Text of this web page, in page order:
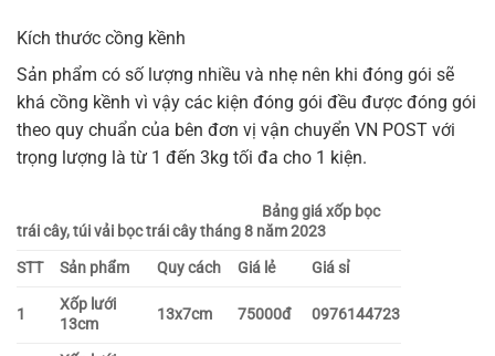
Kích thước cồng kềnh
Sản phẩm có số lượng nhiều và nhẹ nên khi đóng gói sẽ
khá cồng kềnh vì vậy các kiện đóng gói đều được đóng gói
theo quy chuẩn của bên đơn vị vận chuyển VN POST với
trọng lượng là từ 1 đến 3kg tối đa cho 1 kiện.
Bảng giá xốp bọc
trái cây, túi vải bọc trái cây tháng 8 năm 2023
STT
Sản phẩm Quy cách Giá lẻ Giá sỉ
1
Xốp lưới
13cm
13x7cm 75000đ 0976144723